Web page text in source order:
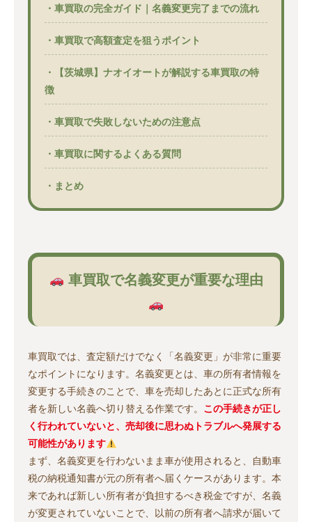
・車買取の完全ガイド｜名義変更完了までの流れ
・車買取で高額査定を狙うポイント
・【茨城県】ナオイオートが解説する車買取の特
徴
・車買取で失敗しないための注意点
・車買取に関するよくある質問
・まとめ
車買取で名義変更が重要な理由
車買取では、査定額だけでなく「名義変更」が非常に重要
なポイントになります。名義変更とは、車の所有者情報を
変更する手続きのことで、車を売却したあとに正式な所有
者を新しい名義へ切り替える作業です。 この手続きが正し
く行われていないと、売却後に思わぬトラブルへ発展する
可能性があります
まず、名義変更を行わないまま車が使用されると、自動車
税の納税通知書が元の所有者へ届くケースがあります。本
来であれば新しい所有者が負担するべき税金ですが、名義
が変更されていないことで、以前の所有者へ請求が届いて